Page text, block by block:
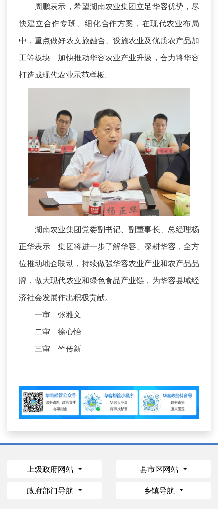
周鹏表示，希望湖南农业集团立足华容优势，尽
快建立合作专班、细化合作方案，在现代农业布局
中，重点做好农文旅融合、设施农业及优质农产品加
工等板块，加快推动华容农业产业升级，合力将华容
打造成现代农业示范样板。
湖南农业集团党委副书记、副董事长、总经理杨
正华表示，集团将进一步了解华容、深耕华容，全方
位推动地企联动，持续做强华容农业产业和农产品品
牌，做大现代农业和绿色食品产业链，为华容县域经
济社会发展作出积极贡献。
一审：张雅文
二审：徐心怡
三审：竺传新
上级政府网站 县市区网站
政府部门导航 乡镇导航